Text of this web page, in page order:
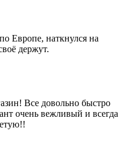
Европе, наткнулся на
держут.
Все довольно быстро
очень вежливый и всегда